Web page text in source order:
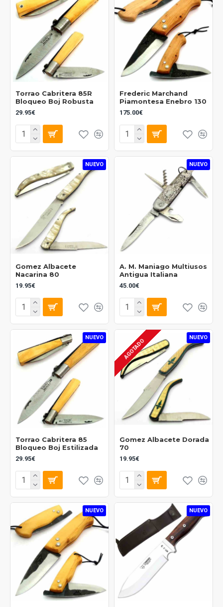
Torrao Cabritera 85R
Bloqueo Boj Robusta
29.95€
Frederic Marchand
Piamontesa Enebro 130
175.00€
NUEVO
Gomez Albacete
Nacarina 80
19.95€
NUEVO
A. M. Maniago Multiusos
Antigua Italiana
45.00€
NUEVO
Torrao Cabritera 85
Bloqueo Boj Estilizada
29.95€
NUEVO
AGOTADO
Gomez Albacete Dorada
70
19.95€
NUEVO NUEVO